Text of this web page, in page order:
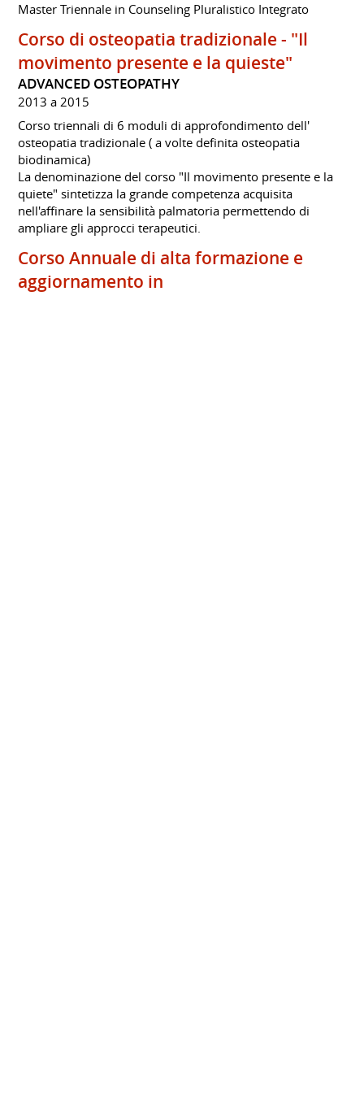
Master Triennale in Counseling Pluralistico Integrato
Corso di osteopatia tradizionale - "Il
movimento presente e la quieste"
ADVANCED OSTEOPATHY
2013 a 2015
Corso triennali di 6 moduli di approfondimento dell'
osteopatia tradizionale ( a volte definita osteopatia
biodinamica)
La denominazione del corso "Il movimento presente e la
quiete" sintetizza la grande competenza acquisita
nell'affinare la sensibilità palmatoria permettendo di
ampliare gli approcci terapeutici.
Corso Annuale di alta formazione e
aggiornamento in